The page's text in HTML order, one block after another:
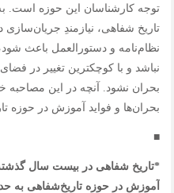
توجه کارشناسان این حوزه است.
تاریخ ‌شفاهی، نیازمندِ
نظام‌نامه و دستورالعمل باعث
نباشد و با کوچکترین تغییر در
بحران نشود. آنچه در این مصاحبه
بحران‌ها و فواید آموزش در حوزه
■
*تاریخ‌ شفاهی در بیست سال
آموزش در حوزه تاریخ‌شفاهی به